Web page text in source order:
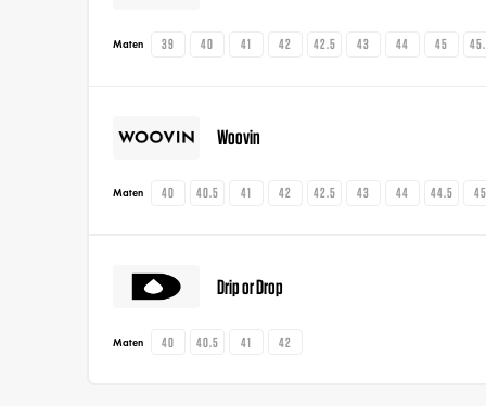
Maten 39 40 41 42 42.5 43 44 45
Woovin
Maten 40 40.5 41 42 42.5 43 44 44.5 45
Drip or Drop
Maten 40 40.5 41 42